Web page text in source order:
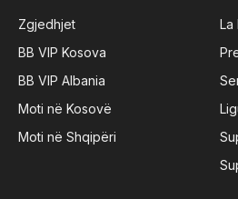
Zgjedhjet
BB VIP Kosova
BB VIP Albania
Moti në Kosovë
Moti në Shqipëri
La